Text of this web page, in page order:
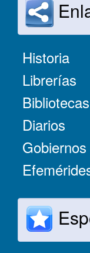
Historia
Librerías
Bibliotecas
Diarios